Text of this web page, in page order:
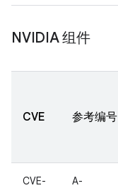
NVIDIA 组件
CVE 参考编号
CVE-
A-